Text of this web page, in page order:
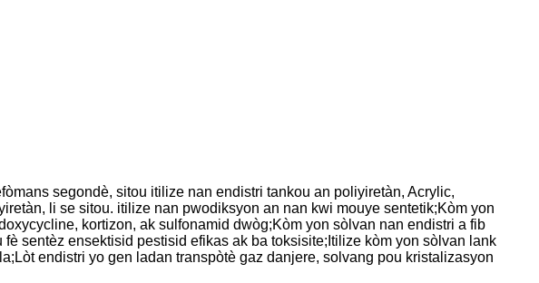
segondè, sitou itilize nan endistri tankou an poliyiretàn, Acrylic,
li se sitou. itilize nan pwodiksyon an nan kwi mouye sentetik;Kòm yon
kortizon, ak sulfonamid dwòg;Kòm yon sòlvan nan endistri a fib
sentèz ensektisid pestisid efikas ak ba toksisite;Itilize kòm yon sòlvan lank
endistri yo gen ladan transpòtè gaz danjere, solvang pou kristalizasyon